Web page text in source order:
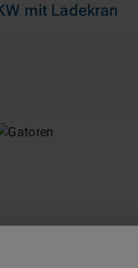
mit Ladekran